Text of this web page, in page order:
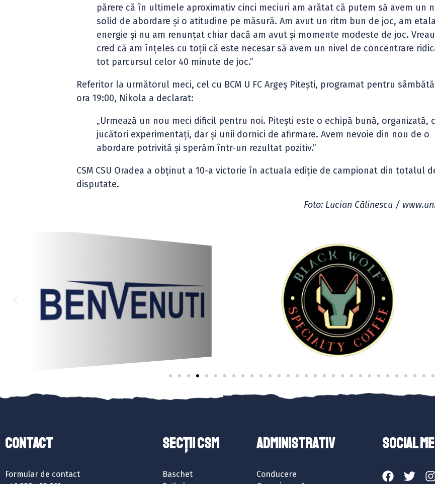
părere că în ultimele aproximativ cinci meciuri am arătat că putem să avem un
solid de abordare și o atitudine pe măsură. Am avut un ritm bun de joc, am
energie și nu am renunțat chiar dacă am avut și momente modeste de joc.
cred că am înțeles cu toții că este necesar să avem un nivel de concentrare
tot parcursul celor 40 minute de joc.”
Referitor la următorul meci, cel cu BCM U FC Argeș Pitești, programat pentru
ora 19:00, Nikola a declarat:
„Urmează un nou meci dificil pentru noi. Pitești este o echipă bună, organizată,
jucători experimentați, dar și unii dornici de afirmare. Avem nevoie din nou de o
abordare potrivită și sperăm într-un rezultat pozitiv.”
CSM CSU Oradea a obținut a 10-a victorie în actuala ediție de campionat din totalul
disputate.
Foto: Lucian Călinescu /
Contact
Formular de contact
SECȚII CSM
Baschet
ADMINISTRATIV
Conducere
SOCIAL